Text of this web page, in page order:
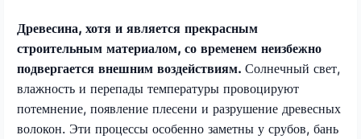
Древесина, хотя и является прекрасным
строительным материалом, со временем неизбежно
подвергается внешним воздействиям. Солнечный свет,
влажность и перепады температуры провоцируют
потемнение, появление плесени и разрушение древесных
волокон. Эти процессы особенно заметны у срубов, бань